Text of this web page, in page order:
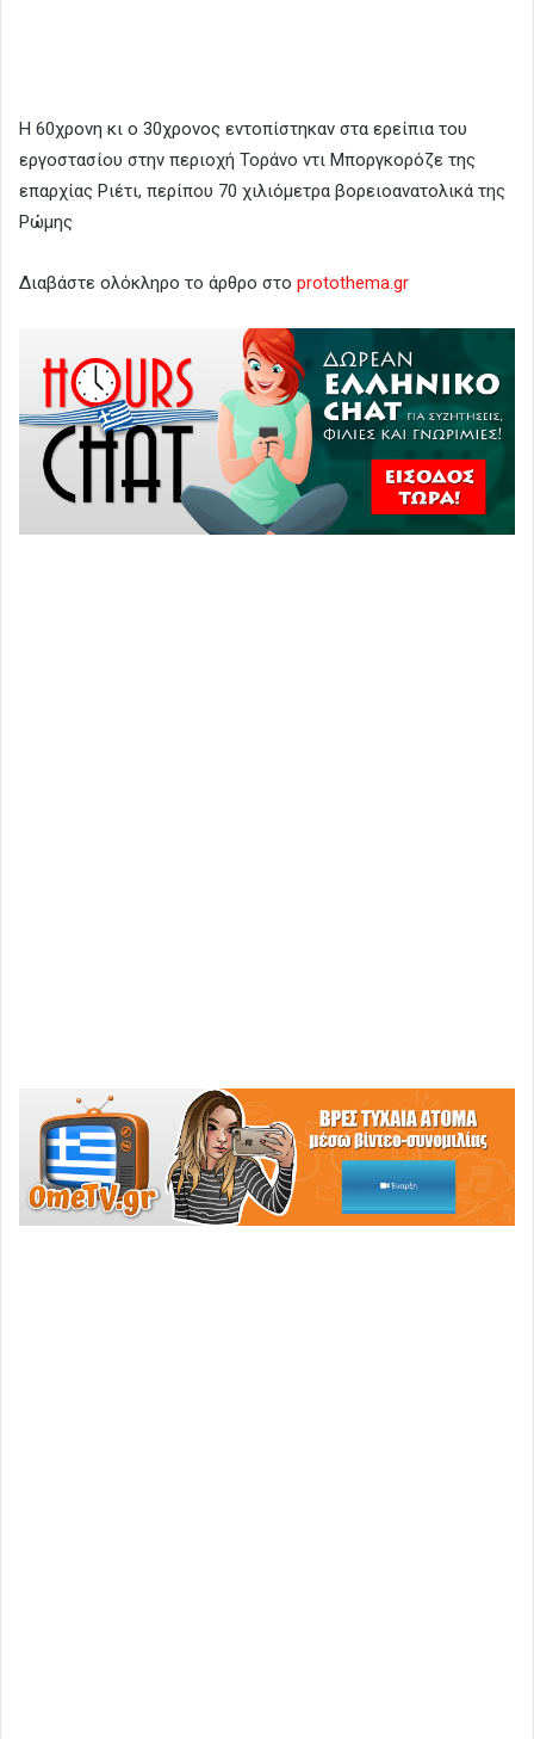
Η 60χρονη κι ο 30χρονος εντοπίστηκαν στα ερείπια του
εργοστασίου στην περιοχή Τοράνο ντι Μποργκορόζε της
επαρχίας Ριέτι, περίπου 70 χιλιόμετρα βορειοανατολικά της
Ρώμης
Διαβάστε ολόκληρο το άρθρο στο protothema.gr